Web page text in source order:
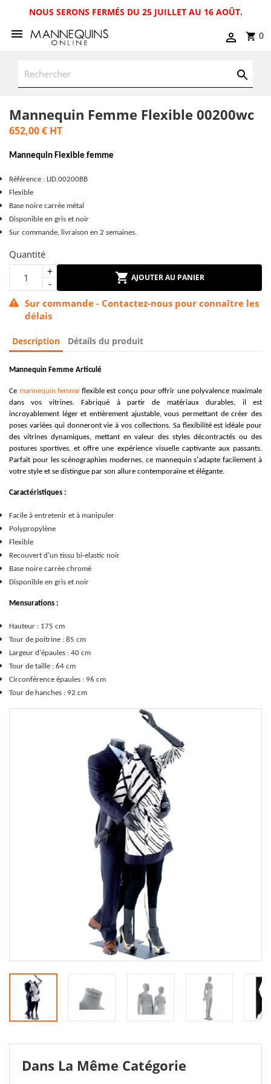
NOUS SERONS FERMÉS DU 25 JUILLET AU 16 AOÛT.
0
Mannequin Femme Flexible 00200wc
652,00 € HT
Mannequin Flexible femme
Référence : LID.00200BB
Flexible
Base noire carrée métal
Disponible en gris et noir
Sur commande, livraison en 2 semaines.
Quantité
AJOUTER AU PANIER
Sur commande - Contactez-nous pour connaître les
délais
Description Détails du produit
Mannequin Femme Articulé
Ce mannequin femme flexible est conçu pour offrir une polyvalence maximale
dans vos vitrines. Fabriqué à partir de matériaux durables, il est
incroyablement léger et entièrement ajustable, vous permettant de créer des
poses variées qui donneront vie à vos collections. Sa flexibilité est idéale pour
des vitrines dynamiques, mettant en valeur des styles décontractés ou des
postures sportives, et offre une expérience visuelle captivante aux passants.
Parfait pour les scénographies modernes, ce mannequin s'adapte facilement à
votre style et se distingue par son allure contemporaine et élégante.
Caractéristiques :
Facile à entretenir et à manipuler
Polypropylène
Flexible
Recouvert d'un tissu bi-elastic noir
Base noire carrée chromé
Disponible en gris et noir
Mensurations :
Hauteur : 175 cm
Tour de poitrine : 85 cm
Largeur d'épaules : 40 cm
Tour de taille : 64 cm
Circonférence épaules : 96 cm
Tour de hanches : 92 cm
Dans La Même Catégorie